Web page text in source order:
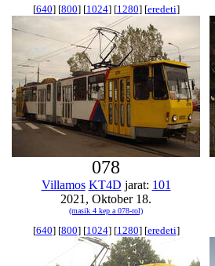
[640] [800] [1024] [1280] [eredeti]
078
Villamos KT4D jarat: 101
2021, Oktober 18.
(masik 4 kep a 078-rol)
[640] [800] [1024] [1280] [eredeti]